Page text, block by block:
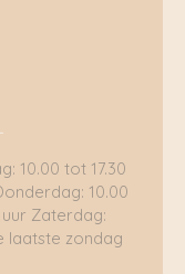
10.00 tot 17.30
10.00
uur Zaterdag:
laatste zondag